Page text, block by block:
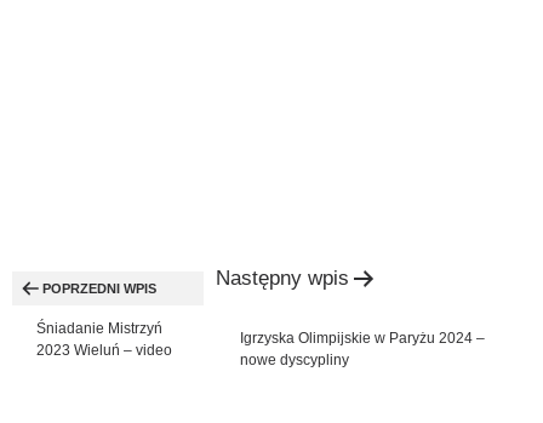
wpisu
POPRZEDNI WPIS
Śniadanie Mistrzyń
2023 Wieluń – video
Następny wpis
Igrzyska Olimpijskie w Paryżu 2024 –
nowe dyscypliny